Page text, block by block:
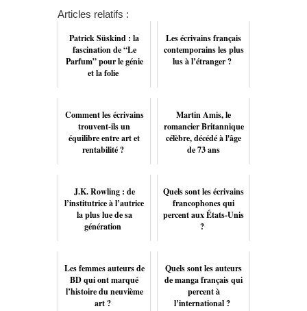
Articles relatifs :
Patrick Süskind : la
fascination de “Le
Parfum” pour le génie
et la folie
Les écrivains français
contemporains les plus
lus à l’étranger ?
Comment les écrivains
trouvent-ils un
équilibre entre art et
rentabilité ?
Martin Amis, le
romancier Britannique
célèbre, décédé à l'âge
de 73 ans
J.K. Rowling : de
l’institutrice à l’autrice
la plus lue de sa
génération
Quels sont les écrivains
francophones qui
percent aux États-Unis
?
Les femmes auteurs de
BD qui ont marqué
l’histoire du neuvième
art ?
Quels sont les auteurs
de manga français qui
percent à
l’international ?